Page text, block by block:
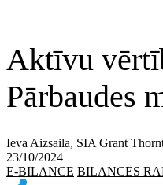
Aktīvu
Pārbaudes
Ieva Aizsaila, SIA Grant
23/10/2024
E-BILANCE BILANCES